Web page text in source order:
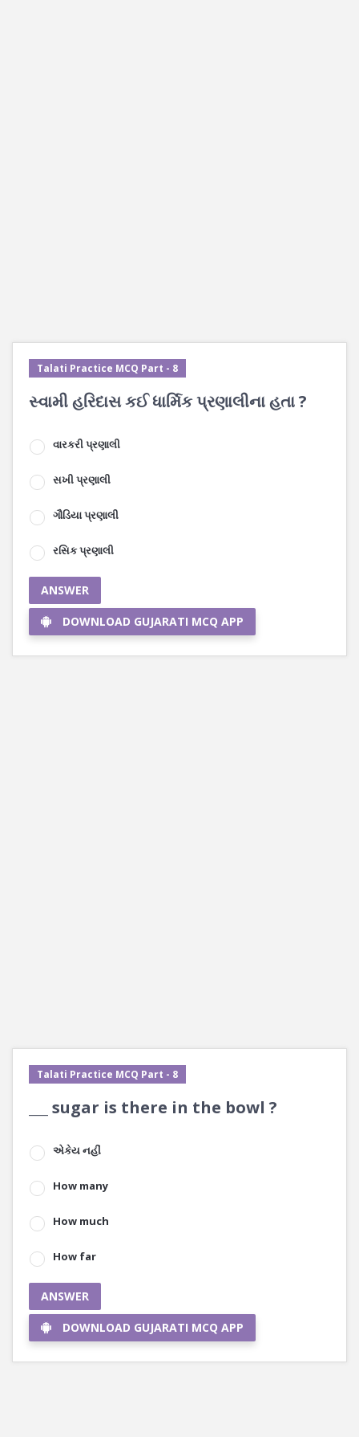
Talati Practice MCQ Part - 8
સ્વામી હરિદાસ કઈ ધાર્મિક પ્રણાલીના હતા ?
વારકરી પ્રણાલી
સખી પ્રણાલી
ગૌડિયા પ્રણાલી
રસિક પ્રણાલી
ANSWER
DOWNLOAD GUJARATI MCQ APP
Talati Practice MCQ Part - 8
___ sugar is there in the bowl ?
એકેય નહીં
How many
How much
How far
ANSWER
DOWNLOAD GUJARATI MCQ APP